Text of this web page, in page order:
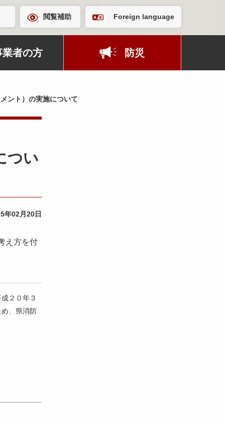
閲覧補助 Foreign language
業者の方 防災
ント）の実施について
つい
年02月20日
え方を付
２０年３
、県消防